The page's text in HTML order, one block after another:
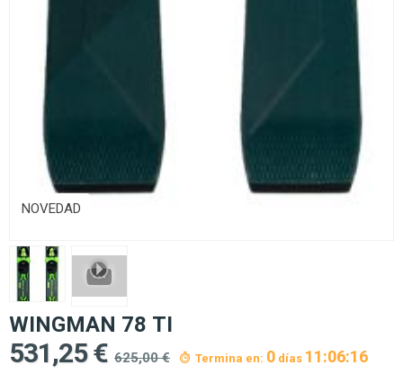
NOVEDAD
WINGMAN 78 TI
531,25 € 625,00 € Termina en: 0 días 11:06:15